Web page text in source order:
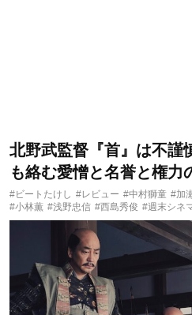
北野武監督『首』は不謹
も絡む愛憎と名誉と権力
#ビートたけし #レビュー #中村獅童 #加
#小林薫 #浅野忠信 #西島秀俊 #週末シネ